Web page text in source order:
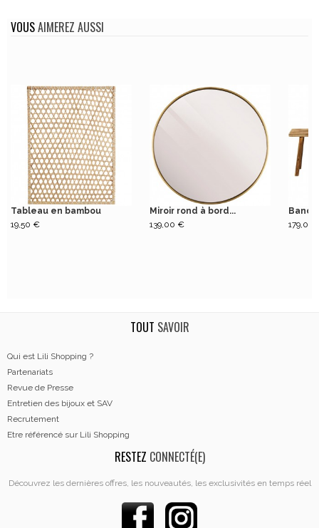
VOUSAIMEREZ AUSSI
Tableau en bambou
19,50 €
Miroir rond à bord...
139,00 €
Banc
179,00
TOUT SAVOIR
Qui est Lili Shopping ?
Partenariats
Revue de Presse
Entretien des bijoux et SAV
Recrutement
Etre référencé sur Lili Shopping
RESTEZ CONNECTÉ(E)
Découvrez les dernières offres, les nouveautés, les exclusivités en temps réel